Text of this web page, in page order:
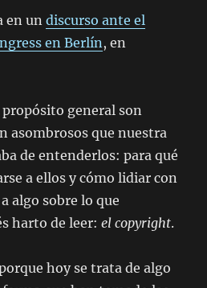
en undiscurso ante el
en Berlín, en
general son
asombrosos que nuestra
de entenderlos: para qué
a ellos y cómo lidiar con
algo sobre lo que
harto de leer:el copyright.
hoy se trata de algo